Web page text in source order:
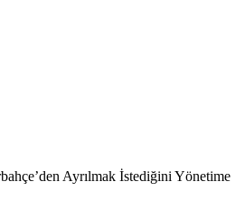
Ayrılmak İstediğini Yönetime